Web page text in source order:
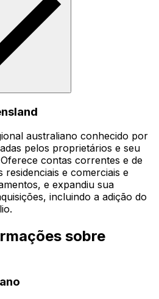
australiano conhecido por
pelos proprietários e seu
contas correntes e de
e comerciais e
e expandiu sua
incluindo a adição do
sobre